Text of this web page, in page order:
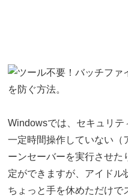
Windowsでは、セキュリテ
一定時間操作していない（
ーンセーバーを実行させた
定ができますが、アイドル
ちょっと手を休めただけで